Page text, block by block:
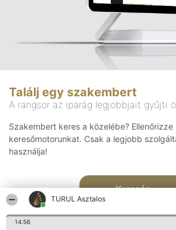
TURUL Asztalos
14:56
Találj egy szakembert
A rangsor az iparág legjobbjait gyűjti
Szakembert keres a közelébe? Ellenőrizze
keresőmotorunkat. Csak a legjobb
használja!
Keresés